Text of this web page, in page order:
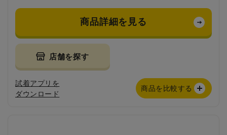
商品詳細を見る
店舗を探す
試着アプリを
ダウンロード
商品を比較する